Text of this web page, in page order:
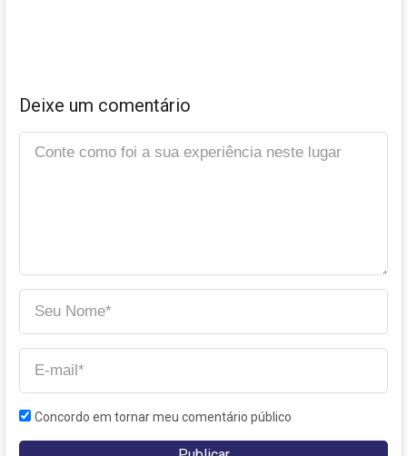
Deixe um comentário
Concordo em tornar meu comentário público